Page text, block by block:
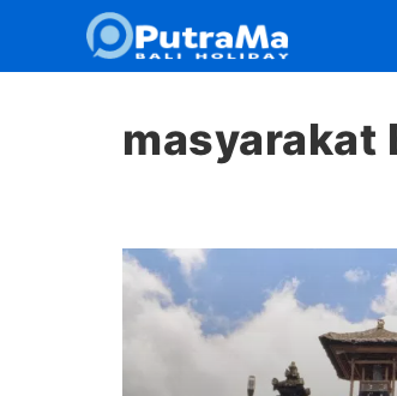
Langsung
isi
masyarakat